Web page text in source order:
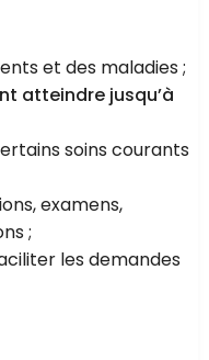
et des maladies ;
atteindre jusqu’à
soins courants
examens,
;
les demandes